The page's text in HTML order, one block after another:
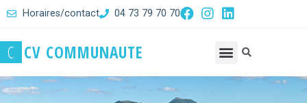
Horaires/contact 04 73 79 70 70
C CV COMMUNAUTE